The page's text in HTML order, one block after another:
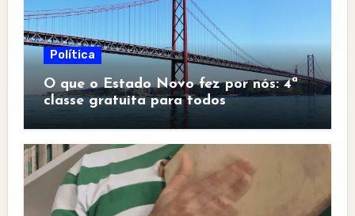
Política
O que o Estado Novo fez por nós: 4ª
classe gratuita para todos